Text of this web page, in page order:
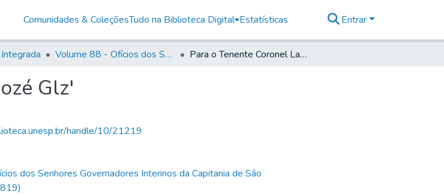
Comunidades & ColeçõesTudo na Biblioteca Digital Estatísticas Entrar
Volume 88 - Ofícios dos Senhores Governadores Interinos da Capitania de São Paulo (1817- 1819) Para o Tenente Coronel Lazaro Jozé Glz'
Glz'
handle/10/21219
dos Senhores Governadores Interinos da Capitania de São